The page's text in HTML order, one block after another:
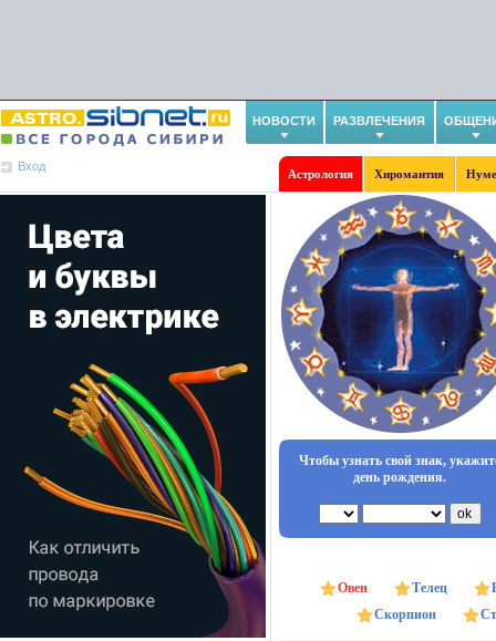
НОВОСТИ РАЗВЛЕЧЕНИЯ
Вход
Астрология Хиромантия
Чтобы узнать свой знак,
день рождения.
Овен Телец
Скорпион